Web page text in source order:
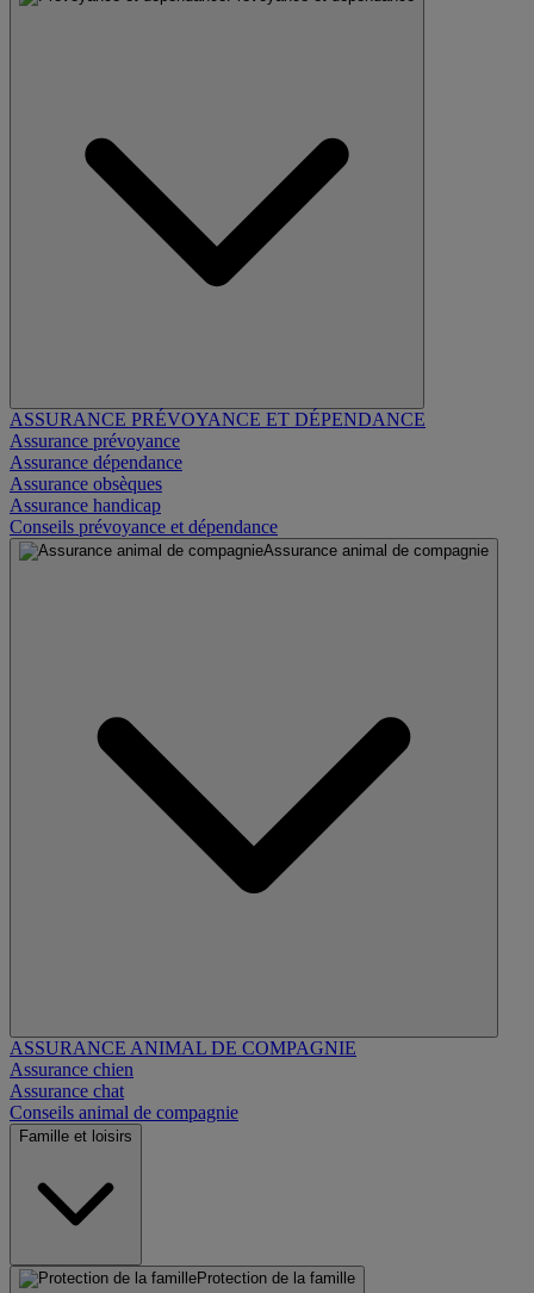
ASSURANCE PRÉVOYANCE ET DÉPENDANCE
Assurance prévoyance
Assurance dépendance
Assurance obsèques
Assurance handicap
Conseils prévoyance et dépendance
Assurance animal de compagnie
ASSURANCE ANIMAL DE COMPAGNIE
Assurance chien
Assurance chat
Conseils animal de compagnie
Famille et loisirs
Protection de la famille